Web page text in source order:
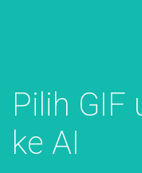
Pilih GIF
ke AI